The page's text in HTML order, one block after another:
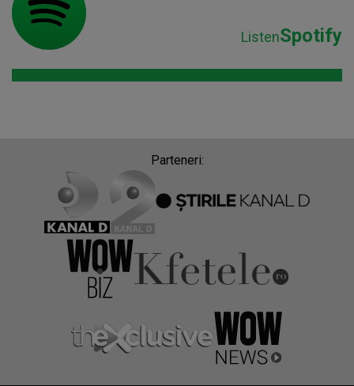
ListenSpotify
Parteneri: